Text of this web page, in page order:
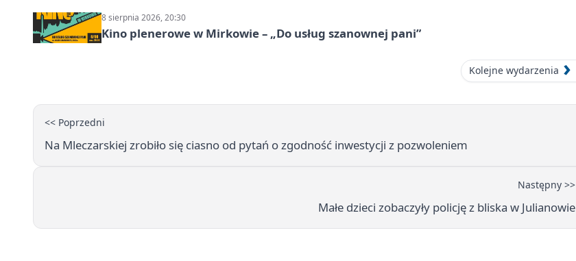
8 sierpnia 2026, 20:30
Kino plenerowe w Mirkowie – „Do usług szanownej pani”
Kolejne wydarzenia
<< Poprzedni
Na Mleczarskiej zrobiło się ciasno od pytań o zgodność inwestycji z pozwoleniem
Następny >>
Małe dzieci zobaczyły policję z bliska w Julianowie